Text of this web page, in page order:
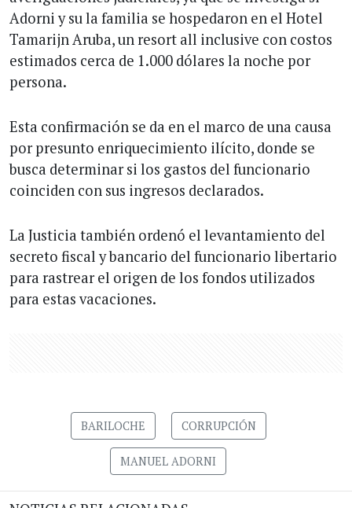
Adorni y su la familia se hospedaron en el Hotel
Tamarijn Aruba, un resort all inclusive con costos
estimados cerca de 1.000 dólares la noche por
persona.
Esta confirmación se da en el marco de una causa
por presunto enriquecimiento ilícito, donde se
busca determinar si los gastos del funcionario
coinciden con sus ingresos declarados.
La Justicia también ordenó el levantamiento del
secreto fiscal y bancario del funcionario libertario
para rastrear el origen de los fondos utilizados
para estas vacaciones.
BARILOCHE CORRUPCIÓN
MANUEL ADORNI